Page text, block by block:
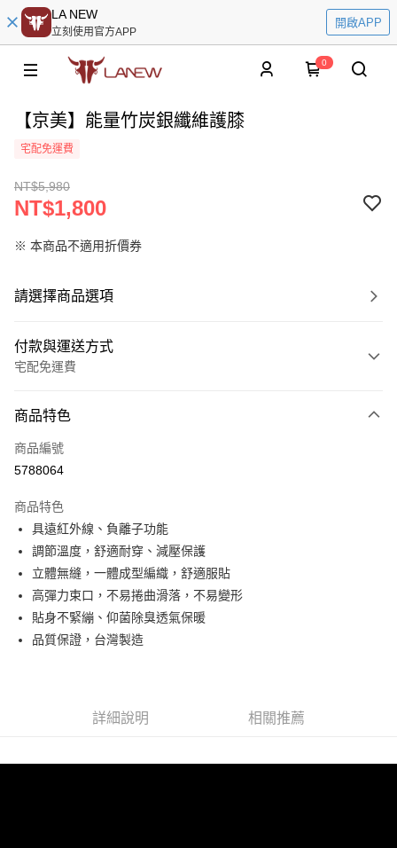
LA NEW
立刻使用官方APP
開啟APP
0
【京美】能量竹炭銀纖維護膝
宅配免運費
NT$5,980
NT$1,800
※ 本商品不適用折價券
請選擇商品選項
付款與運送方式
宅配免運費
信用卡一次付款
LINE Pay
悠遊付
Google Pay
全盈+PAY
ATM付款
每筆NT$80，滿NT$990(含以上)免運費
商品特色
商品編號
5788064
商品特色
具遠紅外線、負離子功能
調節溫度，舒適耐穿、減壓保護
立體無縫，一體成型編織，舒適服貼
高彈力束口，不易捲曲滑落，不易變形
貼身不緊繃、仰菌除臭透氣保暖
品質保證，台灣製造
詳細說明 相關推薦